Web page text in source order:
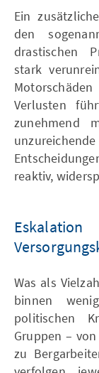
Ein
den
drastischen
stark
Verlusten
zunehmend
reaktiv,
Was als
binnen
politischen
Gruppen –
zu